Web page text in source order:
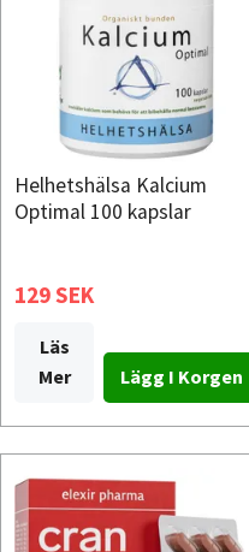
Helhetshälsa Kalcium
Optimal 100 kapslar
129 SEK
Läs
Mer